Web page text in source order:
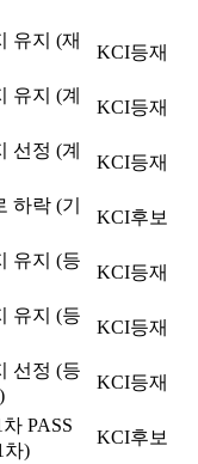
유지 (재
KCI등재
유지 (계
KCI등재
선정 (계
KCI등재
하락 (기
KCI후보
유지 (등
KCI등재
유지 (등
KCI등재
선정 (등
KCI등재
PASS
차)
KCI후보